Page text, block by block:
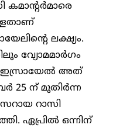
ലക്ഷ്യം.
വ്യോമമാർഗം
ഇസ്രായേൽ അത്
25 ന് മുതിർന്ന
റാസി
ഏപ്രിൽ ഒന്നിന്